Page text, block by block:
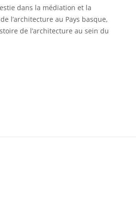
dans la médiation et la
l’architecture au Pays basque,
de l’architecture au sein du